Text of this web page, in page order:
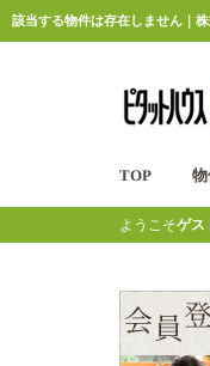
該当する物件は存在しません｜
TOP
ようこそゲス